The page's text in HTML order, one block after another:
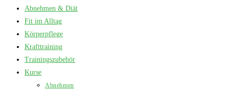
Abnehmen & Diät
Fit im Alltag
Körperpflege
Krafttraining
Trainingszubehör
Kurse
Abnehmen